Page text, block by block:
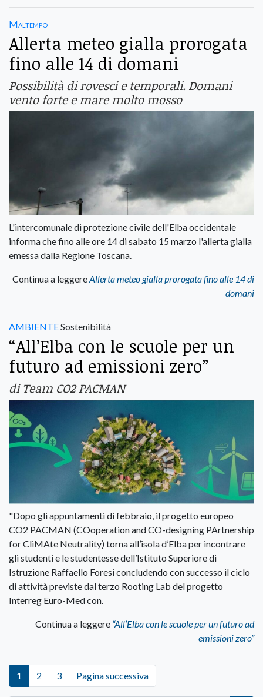
Maltempo
Allerta meteo gialla prorogata
fino alle 14 di domani
Possibilità di rovesci e temporali. Domani
vento forte e mare molto mosso
L'intercomunale di protezione civile dell'Elba occidentale
informa che fino alle ore 14 di sabato 15 marzo l'allerta gialla
emessa dalla Regione Toscana.
Continua a leggereAllerta meteo gialla prorogata fino alle 14 di
domani
AMBIENTESostenibilità
“All’Elba con le scuole per un
futuro ad emissioni zero”
di Team CO2 PACMAN
"Dopo gli appuntamenti di febbraio, il progetto europeo
CO2 PACMAN (COoperation and CO-designing PArtnership
for CliMAte Neutrality) torna all’isola d’Elba per incontrare
gli studenti e le studentesse dell’Istituto Superiore di
Istruzione Raffaello Foresi concludendo con successo il ciclo
di attività previste dal terzo Rooting Lab del progetto
Interreg Euro-Med con.
Continua a leggere “All’Elba con le scuole per un futuro ad
emissioni zero”
1 2 3 Pagina successiva